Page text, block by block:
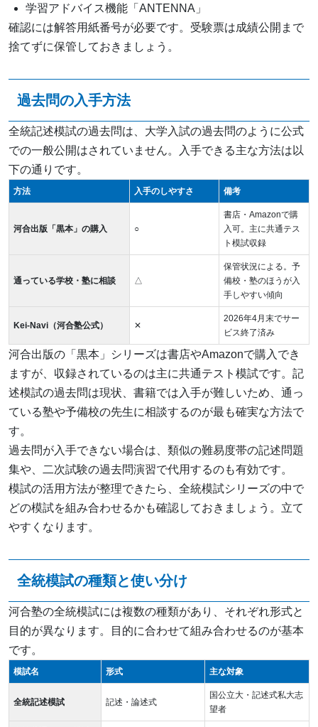
学習アドバイス機能「ANTENNA」
確認には解答用紙番号が必要です。受験票は成績公開まで
捨てずに保管しておきましょう。
過去問の入手方法
全統記述模試の過去問は、大学入試の過去問のように公式
での一般公開はされていません。入手できる主な方法は以
下の通りです。
方法 入手のしやすさ 備考
河合出版「黒本」の購入 ○
書店・Amazonで購
入可。主に共通テス
ト模試収録
通っている学校・塾に相談 △
保管状況による。予
備校・塾のほうが入
手しやすい傾向
Kei-Navi（河合塾公式） ✕
2026年4月末でサー
ビス終了済み
河合出版の「黒本」シリーズは書店やAmazonで購入でき
ますが、収録されているのは主に共通テスト模試です。記
述模試の過去問は現状、書籍では入手が難しいため、通っ
ている塾や予備校の先生に相談するのが最も確実な方法で
す。
過去問が入手できない場合は、類似の難易度帯の記述問題
集や、二次試験の過去問演習で代用するのも有効です。
模試の活用方法が整理できたら、全統模試シリーズの中で
どの模試を組み合わせるかも確認しておきましょう。立て
やすくなります。
全統模試の種類と使い分け
河合塾の全統模試には複数の種類があり、それぞれ形式と
目的が異なります。目的に合わせて組み合わせるのが基本
です。
模試名 形式 主な対象
全統記述模試 記述・論述式
国公立大・記述式私大志
望者